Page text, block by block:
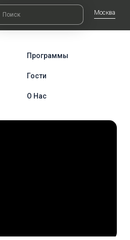
Москва
Программы
Гости
О Нас